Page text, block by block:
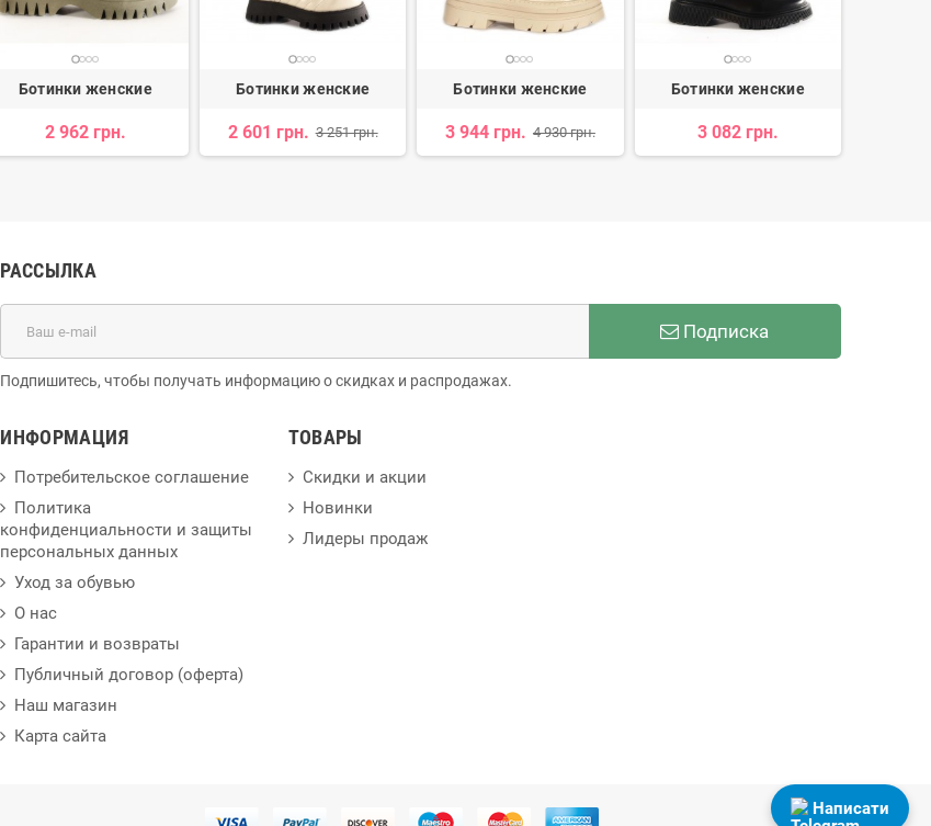
Ботинки женские
2 962 грн.
Ботинки женские
2 601 грн. 3 251 грн.
Ботинки женские
3 944 грн. 4 930 грн.
Ботинки женские
3 082 грн.
РАССЫЛКА
Подписка
Подпишитесь, чтобы получать информацию о скидках и распродажах.
ИНФОРМАЦИЯ
Потребительское соглашение
Политика
конфиденциальности и защиты
персональных данных
Уход за обувью
О нас
Гарантии и возвраты
Публичный договор (оферта)
Наш магазин
Карта сайта
ТОВАРЫ
Скидки и акции
Новинки
Лидеры продаж
Написати